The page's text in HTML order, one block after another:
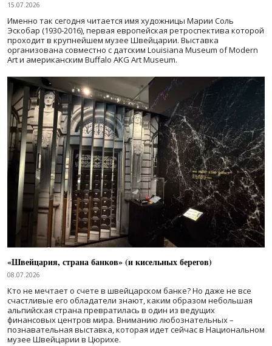
15.07.2026
Именно так сегодня читается имя художницы Марии Соль
Эскобар (1930-2016), первая европейская ретроспектива которой
проходит в крупнейшем музее Швейцарии. Выставка
организована совместно с датским Louisiana Museum of Modern
Art и американским Buffalo AKG Art Museum.
«Швейцария, страна банков» (и кисельных берегов)
08.07.2026
Кто не мечтает о счете в швейцарском банке? Но даже не все
счастливые его обладатели знают, каким образом небольшая
альпийская страна превратилась в один из ведущих
финансовых центров мира. Вниманию любознательных –
познавательная выставка, которая идет сейчас в Национальном
музее Швейцарии в Цюрихе.